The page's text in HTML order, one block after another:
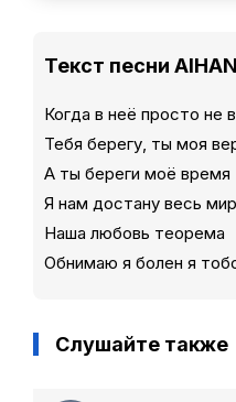
Текст песни
Когда в неё просто не
Тебя берегу, ты моя
А ты береги моё время
Я нам достану весь мир
Наша любовь теорема
Обнимаю я болен я
Слушайте также